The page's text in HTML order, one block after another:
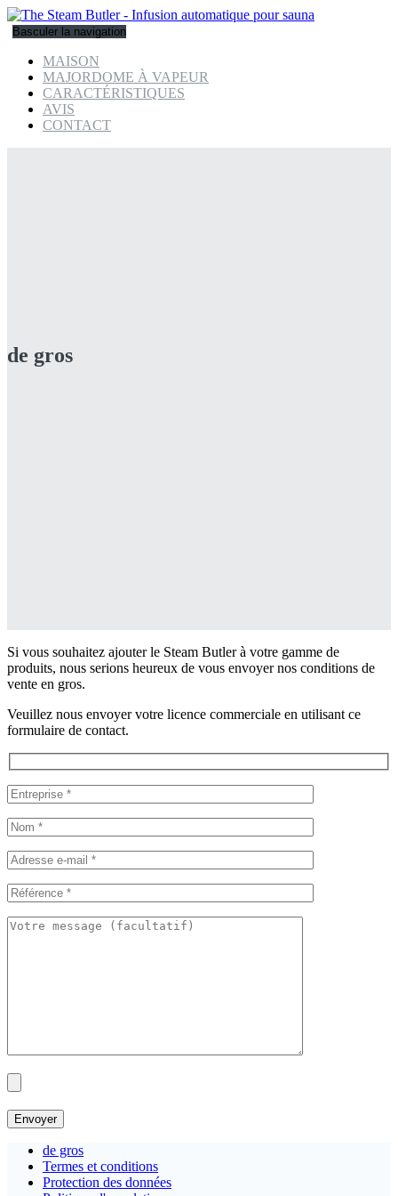
Basculer la navigation
MAISON
MAJORDOME À VAPEUR
CARACTÉRISTIQUES
AVIS
CONTACT
de gros
Si vous souhaitez ajouter le Steam Butler à votre gamme de
produits, nous serions heureux de vous envoyer nos conditions de
vente en gros.
Veuillez nous envoyer votre licence commerciale en utilisant ce
formulaire de contact.
de gros
Termes et conditions
Protection des données